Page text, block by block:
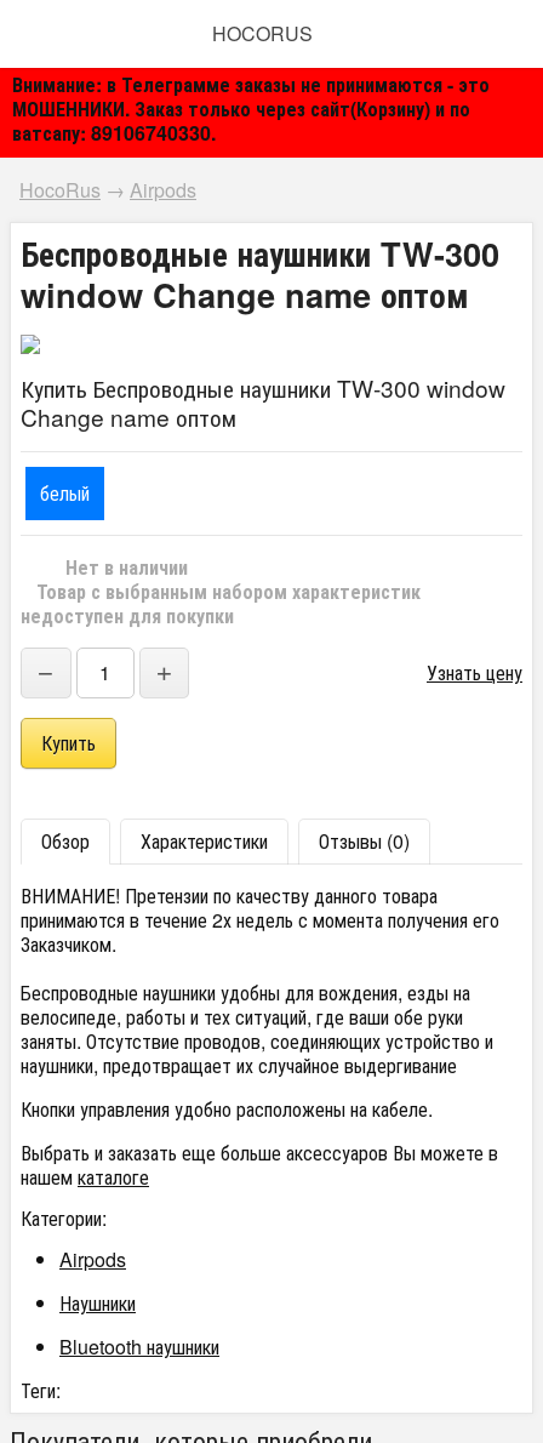
Внимание: в Телеграмме заказы не принимаются - это
МОШЕННИКИ. Заказ только через сайт(Корзину) и по
ватсапу: 89106740330.
HOCORUS
HocoRus → Airpods
Беспроводные наушники TW-300
window Change name оптом
Купить Беспроводные наушники TW-300 window
Change name оптом
белый
Нет в наличии
Товар с выбранным набором характеристик
недоступен для покупки
− + Узнать цену
Обзор Характеристики
Отзывы (0)
ВНИМАНИЕ! Претензии по качеству данного товара
принимаются в течение 2х недель с момента получения его
Заказчиком.
Беспроводные наушники удобны для вождения, езды на
велосипеде, работы и тех ситуаций, где ваши обе руки
заняты. Отсутствие проводов, соединяющих устройство и
наушники, предотвращает их случайное выдергивание
Кнопки управления удобно расположены на кабеле.
Выбрать и заказать еще больше аксессуаров Вы можете в
нашемкаталоге
Категории:
Airpods
Наушники
Bluetooth наушники
Теги: